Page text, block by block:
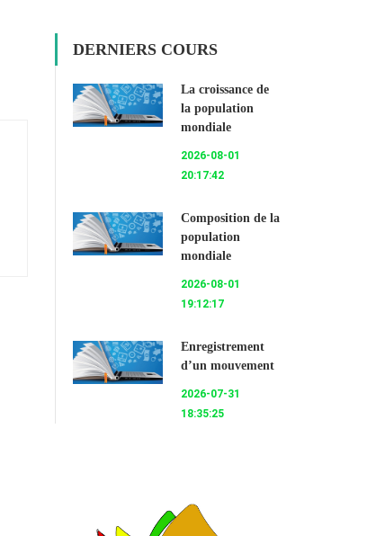
DERNIERS COURS
La croissance de
la population
mondiale
2026-08-01
20:17:42
Composition de la
population
mondiale
2026-08-01
19:12:17
Enregistrement
d’un mouvement
2026-07-31
18:35:25